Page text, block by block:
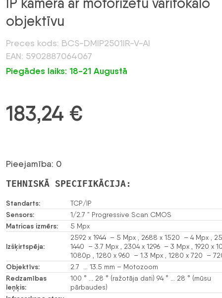
objektīvu
Preces kods: BCS-DMIP2501IR-V-AI
EAN: 5902887064067
Piegādes laiks: 18-21 Augustā
183,24 €
Pieejamība: 0
TEHNISKĀ SPECIFIKĀCIJA:
Standarts: TCP/IP
Sensors: 1/2.7 ” Progressive Scan CMOS
Matricas izmērs: 5 Mpx
Izšķirtspēja:
2592 x 1944 – 5 Mpx , 2688 x 1520 – 4 Mpx ,
1440 – 3.7 Mpx , 2304 x 1296 – 3 Mpx , 1920 x
1080p , 1280 x 960 – 1.3 Mpx , 1280 x 720 –
Objektīvs: 2.7 … 13.5 mm – Motozoom
Redzamības
leņķis:
100 ° … 28 ° (ražotāja dati) 94 ° … 28 ° (mūsu
pārbaudes)